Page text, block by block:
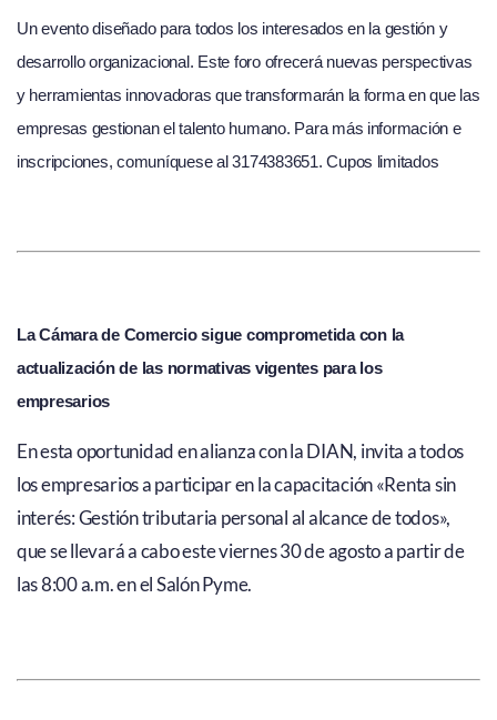
Un evento diseñado para todos los interesados en la gestión y
desarrollo organizacional. Este foro ofrecerá nuevas perspectivas
y herramientas innovadoras que transformarán la forma en que las
empresas gestionan el talento humano. Para más información e
inscripciones, comuníquese al 3174383651. Cupos limitados
La Cámara de Comercio sigue comprometida con la
actualización de las normativas vigentes para los
empresarios
En esta oportunidad en alianza con la DIAN, invita a todos
los empresarios a participar en la capacitación «Renta sin
interés: Gestión tributaria personal al alcance de todos»,
que se llevará a cabo este viernes 30 de agosto a partir de
las 8:00 a.m. en el Salón Pyme.